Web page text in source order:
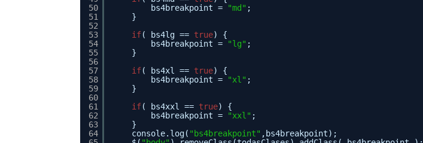
50
51
52
53
54
55
56
57
58
59
60
61
62
63
64
bs4breakpoint = "md" ;
}
if( bs4lg == true) {
bs4breakpoint = "lg" ;
}
if( bs4xl == true) {
bs4breakpoint = "xl" ;
}
if( bs4xxl == true) {
bs4breakpoint = "xxl" ;
}
console.log( "bs4breakpoint" ,bs4breakpoint);